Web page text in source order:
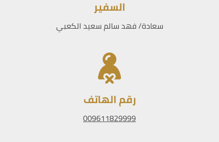
السفير
سعادة/ فهد سالم سعيد الكعبي
رقم الهاتف
009611829999